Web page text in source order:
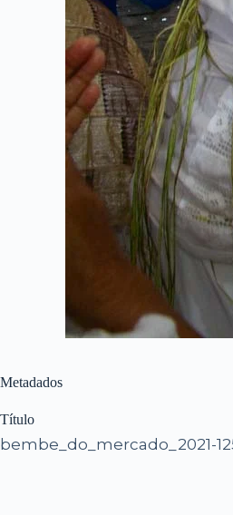
Metadados
Título
bembe_do_mercado_2021-